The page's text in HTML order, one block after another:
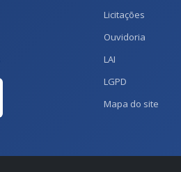
Licitações
Ouvidoria
LAI
LGPD
Mapa do site